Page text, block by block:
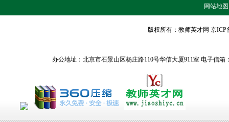
网站地图
版权所有： 教师英才网 京ICP
办公地址：北京市石景山区杨庄路110号华信大厦911室 电子信箱